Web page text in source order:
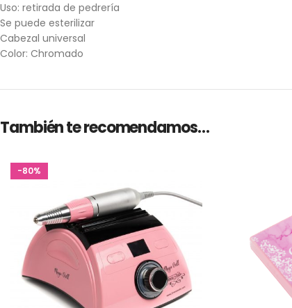
Uso: retirada de pedrería
Se puede esterilizar
Cabezal universal
Color: Chromado
También te recomendamos…
-80%